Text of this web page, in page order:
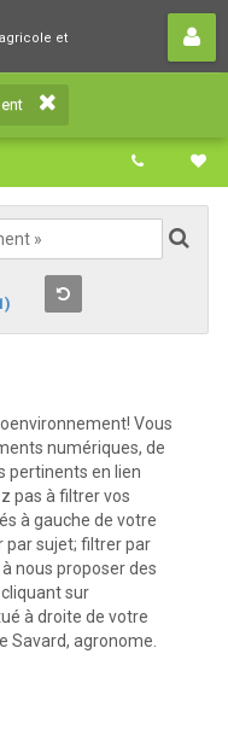
et
agricole et
Vous
numériques, de
pertinents en lien
pas à filtrer vos
à gauche de votre
par sujet; filtrer par
nous proposer des
sur
à droite de votre
Savard, agronome.